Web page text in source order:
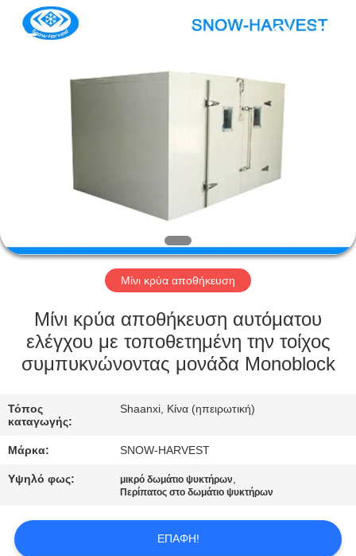
ΠΡΟΪΌΝΤΑ
ΠΕΡΊΠΟΥ
ΓΎΡΟΣ
ΕΡΓΟΣΤΑΣΊΩΝ
ΠΟΙΟΤΙΚΌΣ
ΈΛΕΓΧΟΣ
ΜΑΣ
ΕΛΆΤΕ
ΕΠΑΦΉ
ΜΕ
Refrigeration
Engineering
Μίνι κρύα αποθήκευση
Μίνι κρύα αποθήκευση αυτόματου
ελέγχου με τοποθετημένη την τοίχος
συμπυκνώνοντας μονάδα Monoblock
Τόπος
καταγωγής:
Shaanxi, Κίνα (ηπειρωτική)
Μάρκα: SNOW-HARVEST
Υψηλό φως: μικρό δωμάτιο ψυκτήρων,
Περίπατος στο δωμάτιο ψυκτήρων
ΕΠΑΦΉ!